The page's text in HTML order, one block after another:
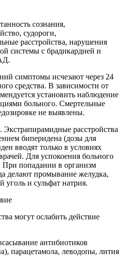
сознания,
судороги,
расстройства, нарушения
системы с брадикардией и
симптомы исчезают через 24
средства. В зависимости от
установить наблюдение
больного. Смертельные
не выявлены.
Экстрапирамидные расстройства
биперидена (дозы для
вводят только в условиях
Для успокоения больного
попадании в организм
делают промывание желудка,
уголь и сульфат натрия.
могут ослабить действие
антибиотиков
парацетамола, леводопы, лития